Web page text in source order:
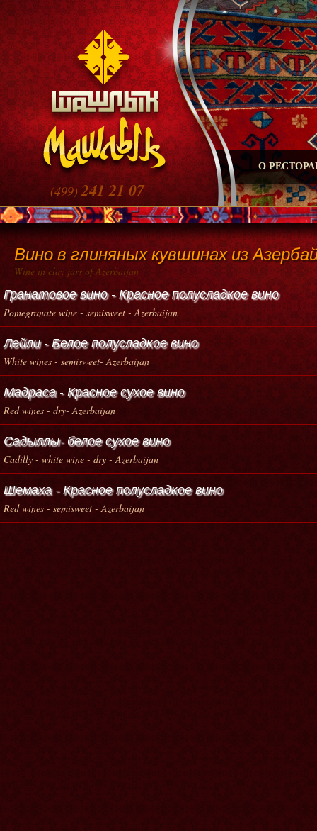
(499)241 21 07
О
Вино в глиняных кувшинах из
Wine in clay jars of Azerbaijan
Гранатовое вино - Красное полусладкое вино
Pomegranate wine - semisweet - Azerbaijan
Лейли - Белое полусладкое вино
White wines - semisweet- Azerbaijan
Мадраса - Красное сухое вино
Red wines - dry- Azerbaijan
Садыллы- белое сухое вино
Cadilly - white wine - dry - Azerbaijan
Шемаха - Красное полусладкое вино
Red wines - semisweet - Azerbaijan